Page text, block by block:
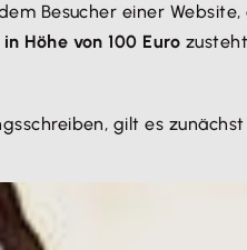
Besucher einer
Höhe von 100 Euro
gilt es zunächst